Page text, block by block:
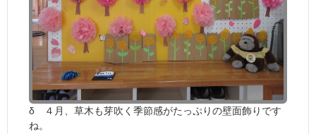
δ ４月、草木も芽吹く季節感がたっぷりの壁面飾りです
ね。